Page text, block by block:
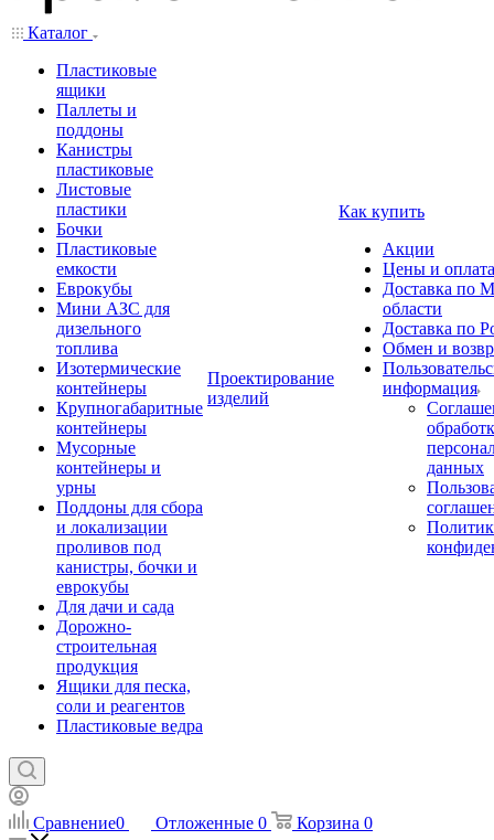
Каталог
Пластиковые
ящики
Паллеты и
поддоны
Канистры
пластиковые
Листовые
пластики
Бочки
Пластиковые
емкости
Еврокубы
Мини АЗС для
дизельного
топлива
Изотермические
контейнеры
Крупногабаритные
контейнеры
Мусорные
контейнеры и
урны
Поддоны для сбора
и локализации
проливов под
канистры, бочки и
еврокубы
Для дачи и сада
Дорожно-
строительная
продукция
Ящики для песка,
соли и реагентов
Пластиковые ведра
Проектирование
изделий
Как купить
Акции
Цены и оплата
Доставка по
области
Доставка по
Обмен и
информация
данных
Сравнение0 Отложенные 0 Корзина 0